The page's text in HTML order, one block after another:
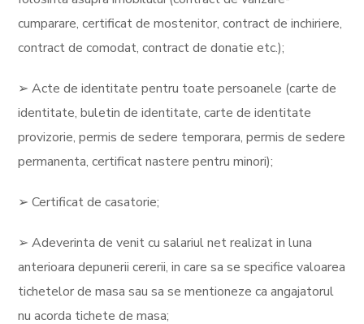
cumparare, certificat de mostenitor, contract de inchiriere,
contract de comodat, contract de donatie etc.);
➢ Acte de identitate pentru toate persoanele (carte de
identitate, buletin de identitate, carte de identitate
provizorie, permis de sedere temporara, permis de sedere
permanenta, certificat nastere pentru minori);
➢ Certificat de casatorie;
➢ Adeverinta de venit cu salariul net realizat in luna
anterioara depunerii cererii, in care sa se specifice valoarea
tichetelor de masa sau sa se mentioneze ca angajatorul
nu acorda tichete de masa;